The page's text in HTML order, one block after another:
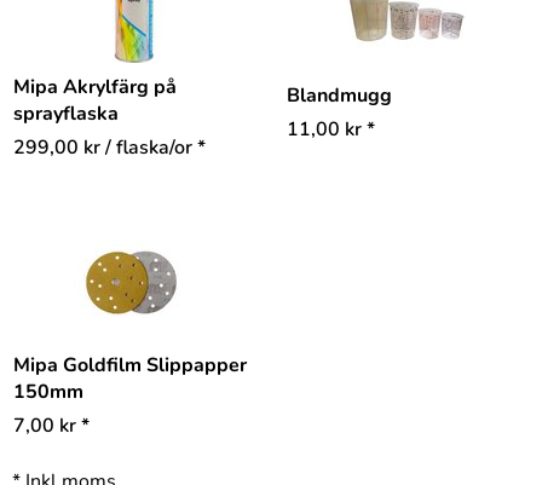
Mipa Akrylfärg på
sprayflaska
299,00 kr/ flaska/or *
Blandmugg
11,00 kr*
Mipa Goldfilm Slippapper
150mm
7,00 kr*